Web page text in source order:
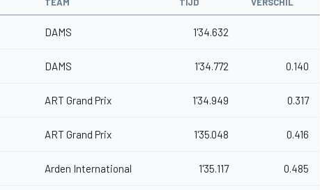
DAMS 1'34.632
DAMS 1'34.772 0.140
ART Grand Prix 1'34.949 0.317
ART Grand Prix 1'35.048 0.416
Arden International 1'35.117 0.485